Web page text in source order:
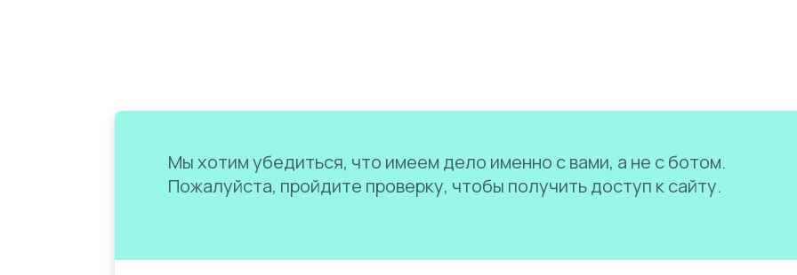
Мы хотим убедиться, что имеем дело именно с вами, а не с ботом.
Пожалуйста, пройдите проверку, чтобы получить доступ к сайту.